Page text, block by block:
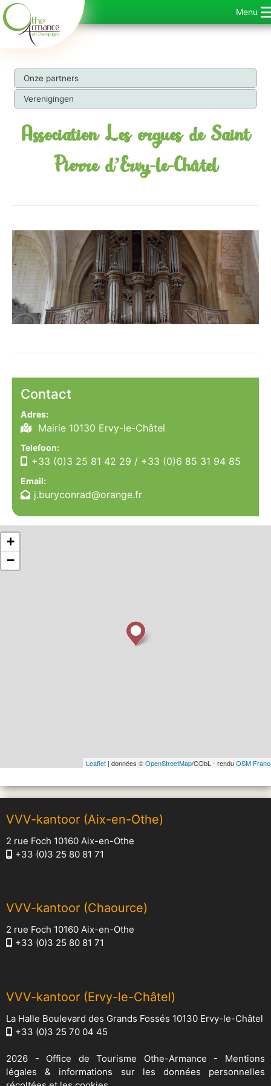
Ga
naar
inhoud
Menu
Onze partners
Verenigingen
Association Les orgues de Saint
Pierre d’Ervy-le-Châtel
Contact
Adres:
Mairie 10130 Ervy-le-Châtel
Telefoon:
+33 (0)3 25 81 42 29 / +33 (0)6 85 31 94 85
Email:
j.buryconrad@orange.fr
+
−
Leaflet | données ©OpenStreetMap/ODbL - renduOSM
VVV-kantoor (Aix-en-Othe)
2 rue Foch 10160 Aix-en-Othe
+33 (0)3 25 80 81 71
VVV-kantoor (Chaource)
2 rue Foch 10160 Aix-en-Othe
+33 (0)3 25 80 81 71
VVV-kantoor (Ervy-le-Châtel)
La Halle Boulevard des Grands Fossés 10130 Ervy-le-Châtel
+33 (0)3 25 70 04 45
2026 - Office de Tourisme Othe-Armance - Mentions
légales & informations sur les données personnelles